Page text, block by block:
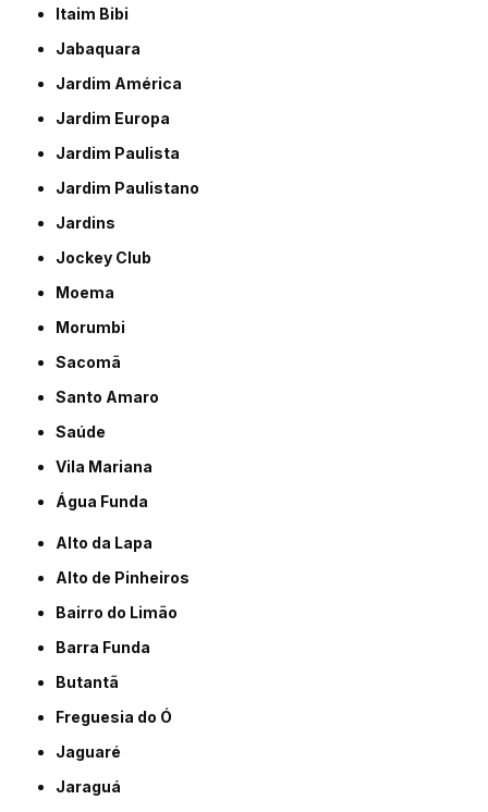
Itaim Bibi
Jabaquara
Jardim América
Jardim Europa
Jardim Paulista
Jardim Paulistano
Jardins
Jockey Club
Moema
Morumbi
Sacomã
Santo Amaro
Saúde
Vila Mariana
Água Funda
Alto da Lapa
Alto de Pinheiros
Bairro do Limão
Barra Funda
Butantã
Freguesia do Ó
Jaguaré
Jaraguá